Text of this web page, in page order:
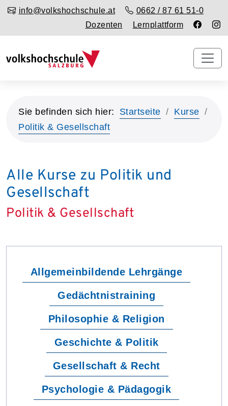
info@volkshochschule.at
0662 / 87 61 51-0
Dozenten
Lernplattform
Sie befinden sich hier: Startseite
Kurse
Politik & Gesellschaft
Alle Kurse zu Politik und
Gesellschaft
Politik & Gesellschaft
Allgemeinbildende Lehrgänge
Gedächtnistraining
Philosophie & Religion
Geschichte & Politik
Gesellschaft & Recht
Psychologie & Pädagogik